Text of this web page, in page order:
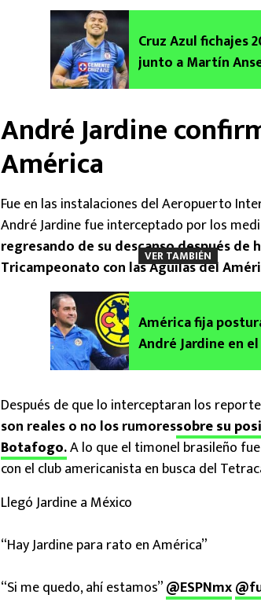
Cruz Azul fichajes
junto a Martín
inesperado
André Jardine
América
Fue en las instalaciones del Aeropuerto
André Jardine fue interceptado por los
regresando de su descanso después de
Tricampeonato con las Águilas del
VER TAMBIÉN
América fija
André Jardine en
Después de que lo interceptaran los
son reales o no los rumoressobre su
Botafogo.A lo que el timonel brasileño
con el club americanista en busca del
Llegó Jardine a México
“Hay Jardine para rato en América”
“Si me quedo, ahí estamos”@ESPNmx